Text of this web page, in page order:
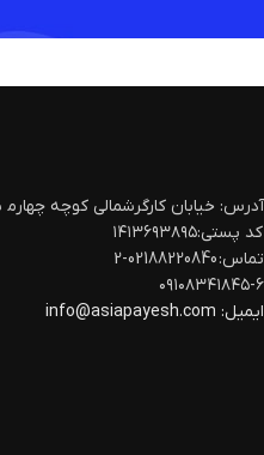
آدرس: خیابان کارگرشمالی کوچه چهارم‍ شماره ۳۸
کد پستی:۱۴۱۳۶۹۳۸۹۵
تماس: 02188220840-2
۰۹۱۰۸۳۴۱۸۴۵-۶
ایمیل: